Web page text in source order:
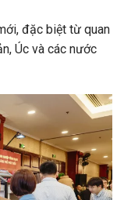
đặc biệt từ quan
Úc và các nước